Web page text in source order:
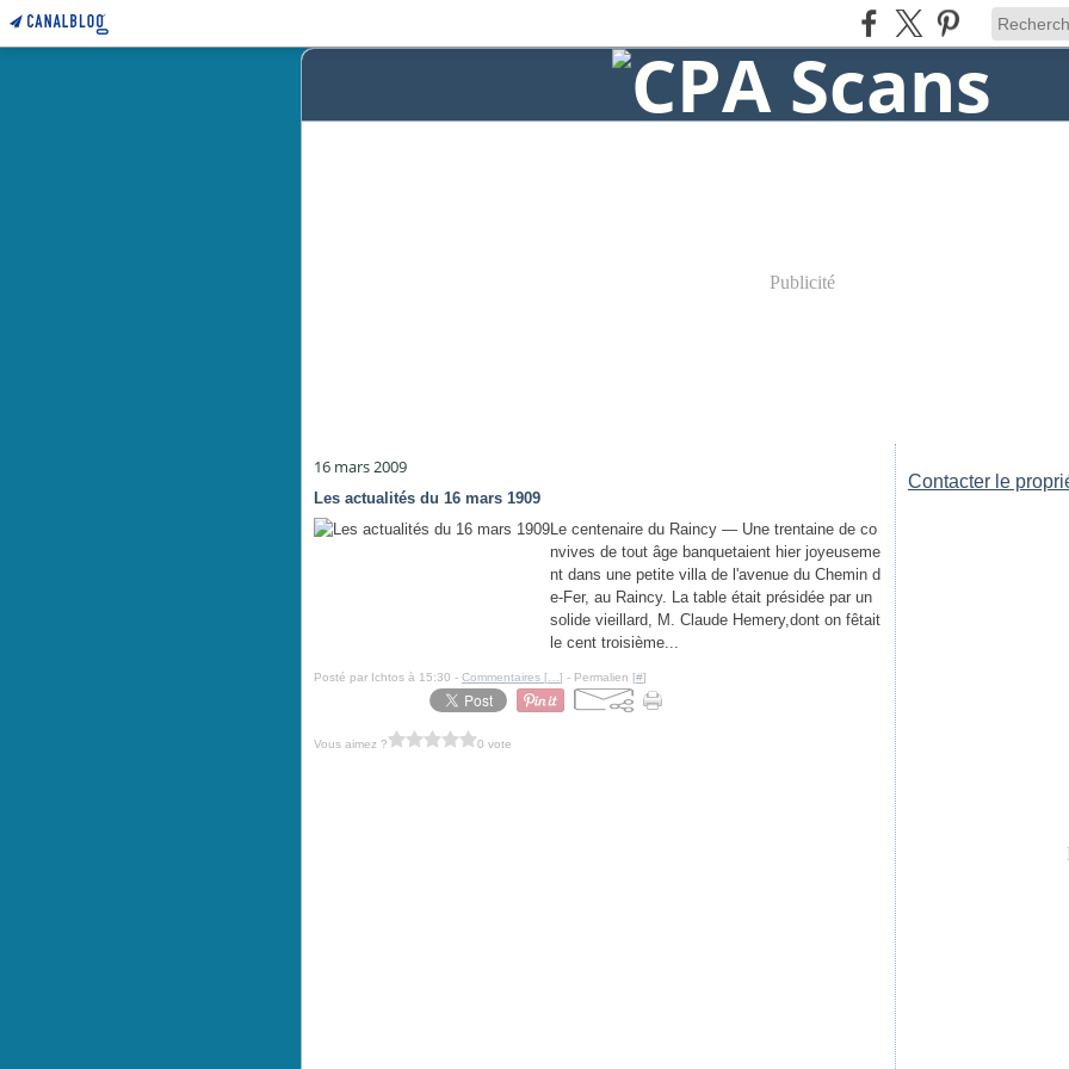
Publicité
16 mars 2009
Les actualités du 16 mars 1909
Le centenaire du Raincy — Une trentaine de co
nvives de tout âge banquetaient hier joyeuseme
nt dans une petite villa de l'avenue du Chemin d
e-Fer, au Raincy. La table était présidée par un
solide vieillard, M. Claude Hemery,dont on fêtait
le cent troisième...
Posté par Ichtos à 15:30 - Commentaires [ ] - Permalien [#]
Vous aimez ? 0 vote
Contacter le